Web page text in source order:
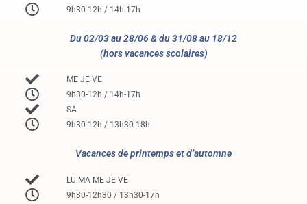
9h30-12h / 14h-17h
Du 02/03 au 28/06 & du 31/08 au 18/12
(hors vacances scolaires)
ME JE VE
9h30-12h / 14h-17h
SA
9h30-12h / 13h30-18h
Vacances de printemps et d’automne
LU MA ME JE VE
9h30-12h30 / 13h30-17h